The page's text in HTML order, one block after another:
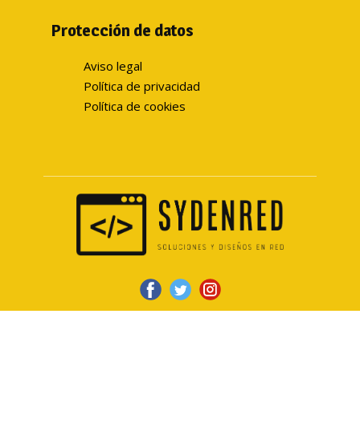
Protección de datos
Aviso legal
Política de privacidad
Política de cookies